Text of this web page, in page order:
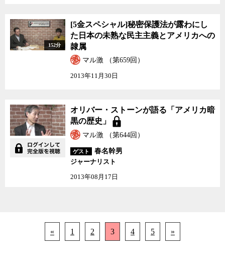
[5金スペシャル]秘密保
護法が露わにした日本の
未熟な民主主義とアメリ
カへの隷属
152分
[5金スペシャル]秘密保護法が露わにし
た日本の未熟な民主主義とアメリカへの
隷属
マル激 （第659回）
2013年11月30日
オリバー・ストーンが語
る「アメリカ暗黒の歴
史」
オリバー・ストーンが語る「アメリカ暗
黒の歴史」
マル激 （第644回）
ゲスト
春名幹男
ジャーナリスト
2013年08月17日
« 1 2 3 4 5 »